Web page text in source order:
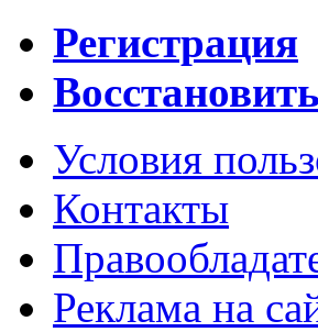
Регистрация
Условия
Контакты
Реклама на